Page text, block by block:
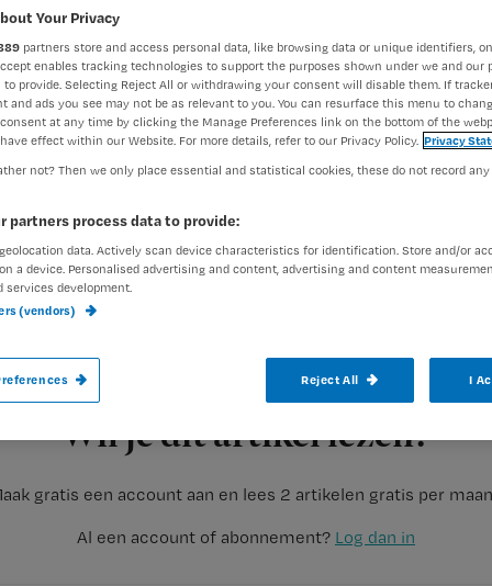
Auteur:Nienke Berends9 oktober
Wil je dit artikel lezen?
gratis een account aan en lees 2 artikelen gratis per
Al een account of abonnement? Log dan in
Er gaat definitief een streep door het
functiedifferentiatie van
Bruins betreft terug naar de
reageren verpleegkundigen vooral
Your Privacy
partners store and access personal data, like browsing data or unique identifiers,
enables tracking technologies to support the purposes shown under we and our
to provide. Selecting Reject All or withdrawing your consent will disable them. If
and ads you see may not be as relevant to you. You can resurface this menu to
at any time by clicking the Manage Preferences link on the bottom of the
effect within our Website. For more details, refer to our Privacy Policy. Privacy
not? Then we only place essential and statistical cookies, these do not record
partners process data to provide:
data. Actively scan device characteristics for identification. Store and/or
a device. Personalised advertising and content, advertising and content
services development.
(vendors)
Reject All I